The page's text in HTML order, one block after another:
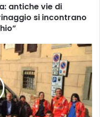
antiche vie di
si incontrano